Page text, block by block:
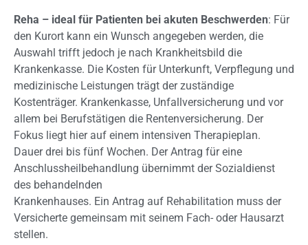
Reha – ideal für Patienten bei akuten Beschwerden: Für
den Kurort kann ein Wunsch angegeben werden, die
Auswahl trifft jedoch je nach Krankheitsbild die
Krankenkasse. Die Kosten für Unterkunft, Verpflegung und
medizinische Leistungen trägt der zuständige
Kostenträger. Krankenkasse, Unfallversicherung und vor
allem bei Berufstätigen die Rentenversicherung. Der
Fokus liegt hier auf einem intensiven Therapieplan.
Dauer drei bis fünf Wochen. Der Antrag für eine
Anschlussheilbehandlung übernimmt der Sozialdienst
des behandelnden
Krankenhauses. Ein Antrag auf Rehabilitation muss der
Versicherte gemeinsam mit seinem Fach- oder Hausarzt
stellen.